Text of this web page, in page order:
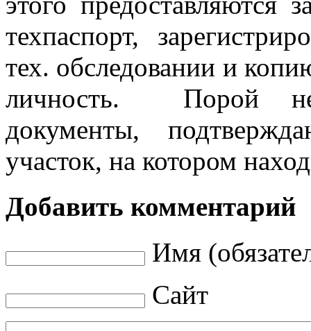
техпаспорт,
тех. обследовании и
личность. Порой
документы,
участок, на котором
Добавить комментарий
Имя
Сайт